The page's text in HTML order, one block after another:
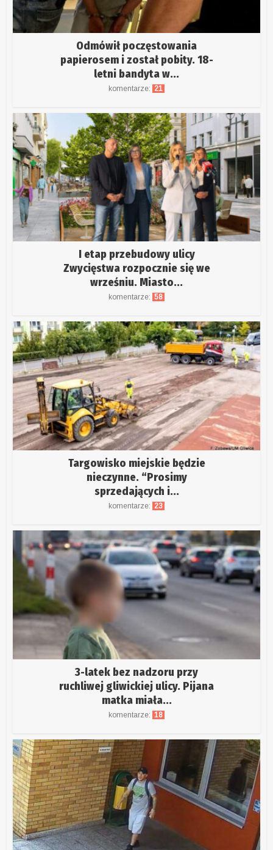
Odmówił poczęstowania
papierosem i został pobity. 18-
letni bandyta w...
komentarze: 21
I etap przebudowy ulicy
Zwycięstwa rozpocznie się we
wrześniu. Miasto...
komentarze: 58
Targowisko miejskie będzie
nieczynne. “Prosimy
sprzedających i...
komentarze: 23
3-latek bez nadzoru przy
ruchliwej gliwickiej ulicy. Pijana
matka miała...
komentarze: 18